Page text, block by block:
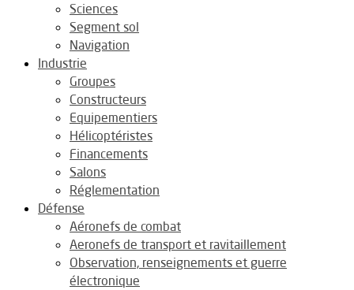
Sciences
Segment sol
Navigation
Industrie
Groupes
Constructeurs
Equipementiers
Hélicoptéristes
Financements
Salons
Réglementation
Défense
Aéronefs de combat
Aeronefs de transport et ravitaillement
Observation, renseignements et guerre
électronique